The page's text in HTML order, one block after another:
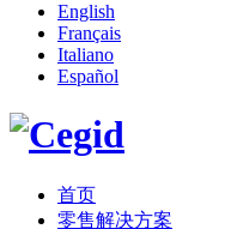
English
Français
Italiano
Español
首页
零售解决方案